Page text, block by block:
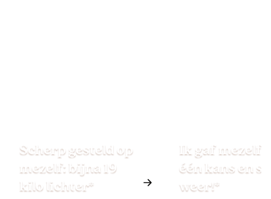
Scherp gesteld op
mezelf: bijna 19
kilo lichter*
Ik gaf mezelf
één kans en
weer!*